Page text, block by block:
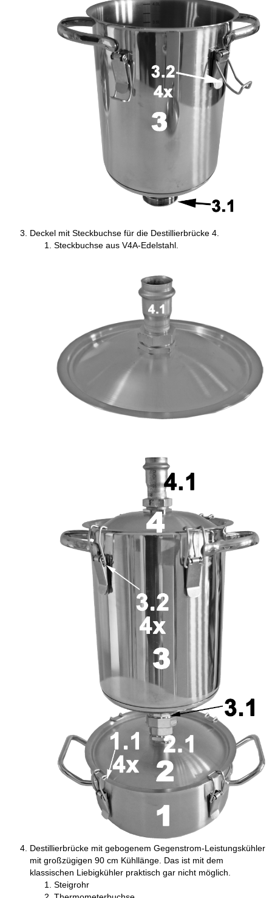
Deckel mit Steckbuchse für die Destillierbrücke 4.
Steckbuchse aus V4A-Edelstahl.
Destillierbrücke mit gebogenem Gegenstrom-Leistungskühler
mit großzügigen 90 cm Kühllänge. Das ist mit dem
klassischen Liebigkühler praktisch gar nicht möglich.
Steigrohr